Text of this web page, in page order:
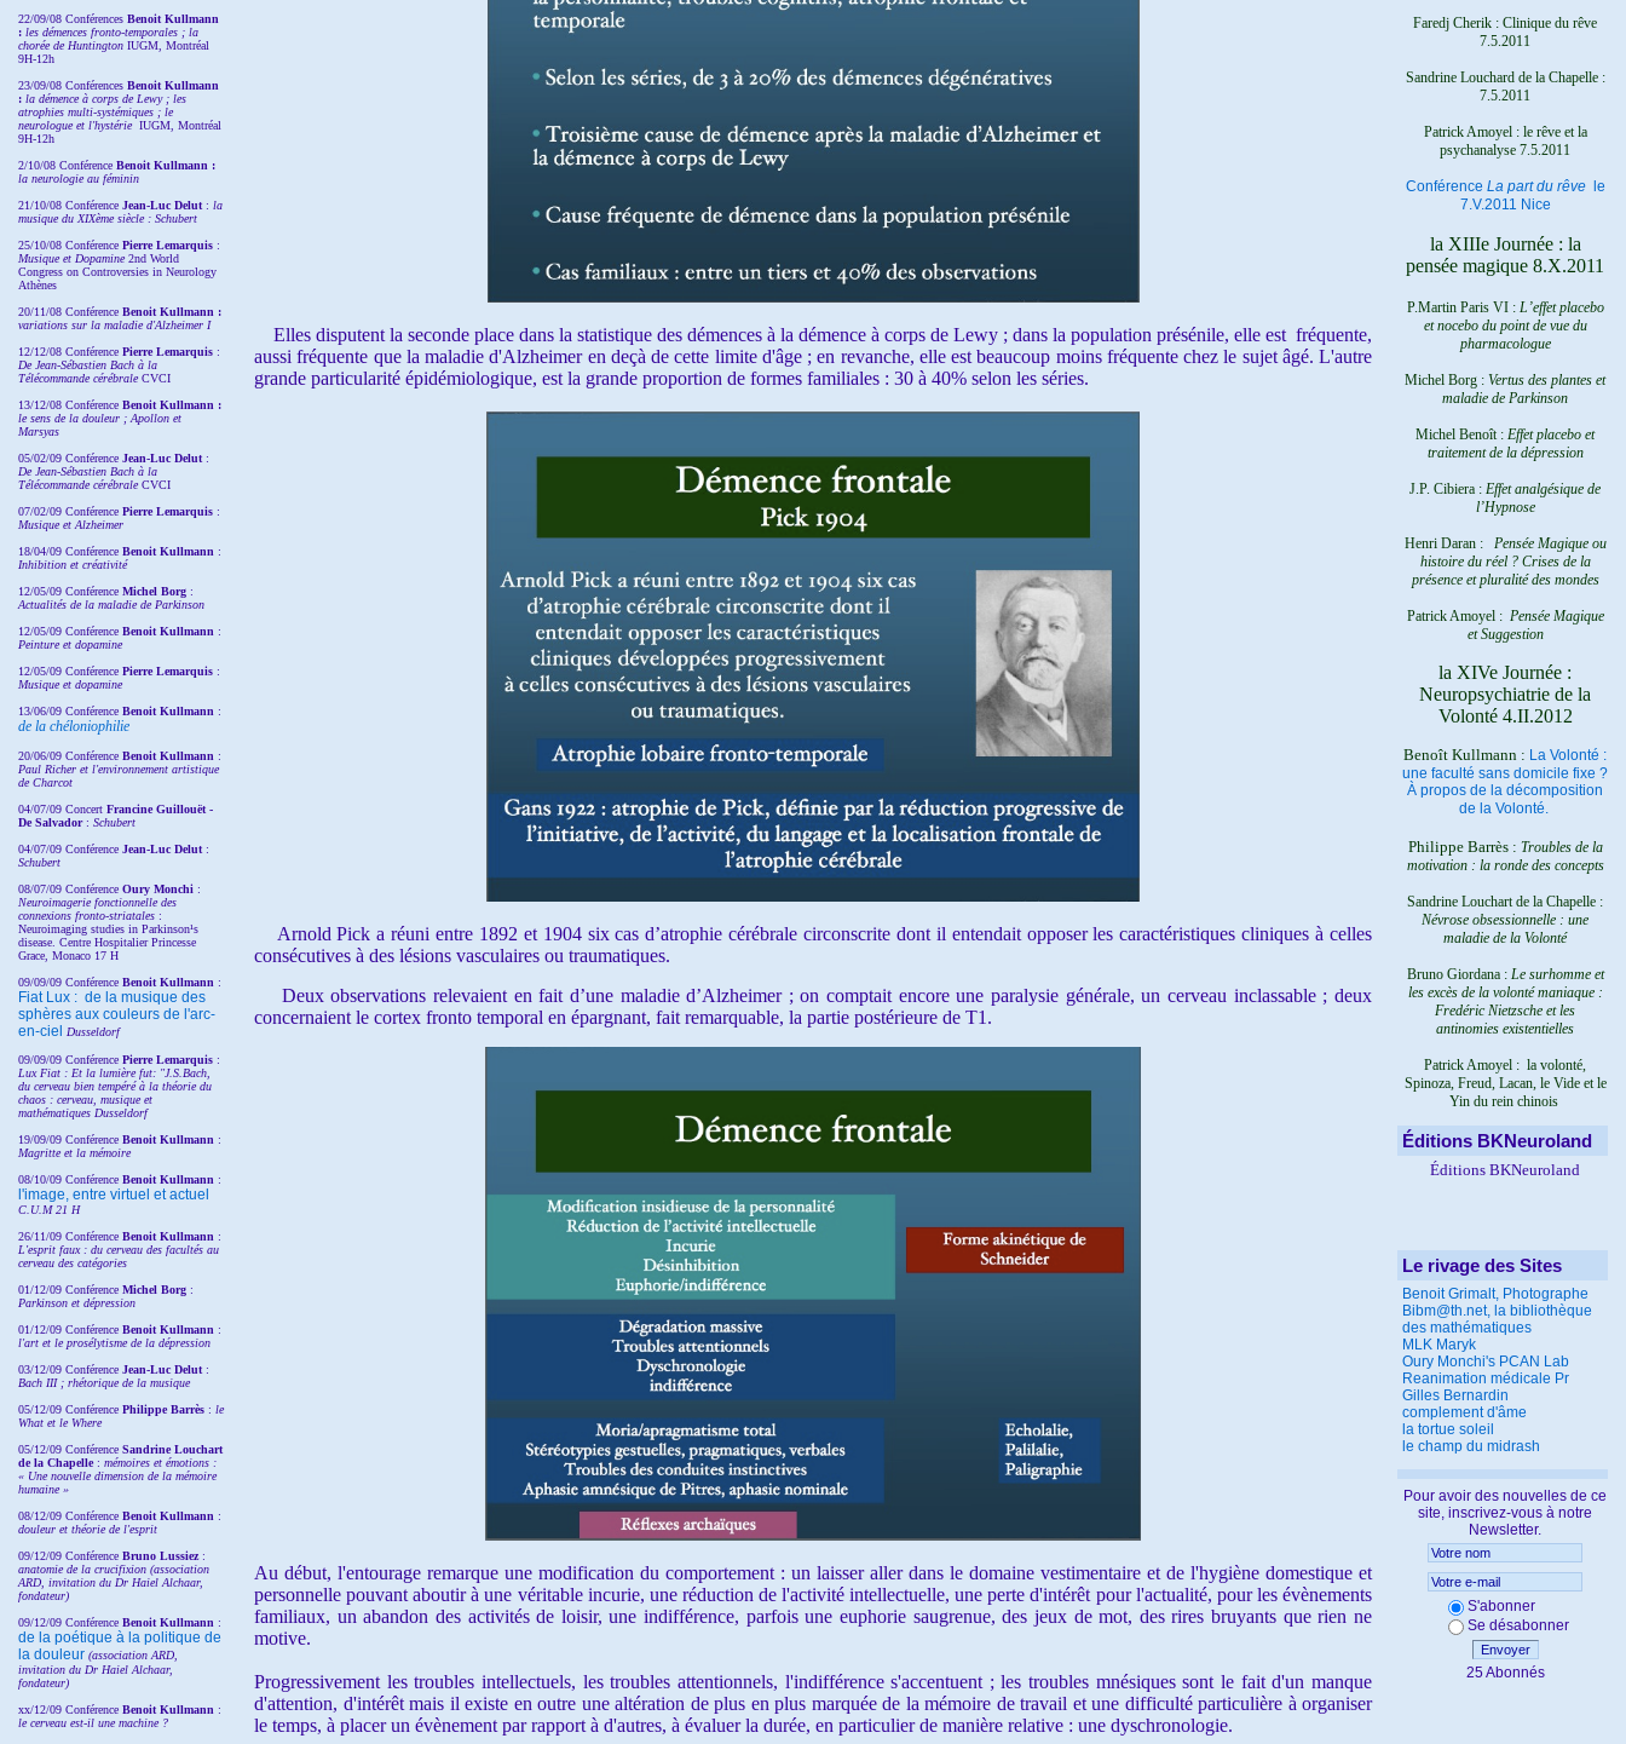
22/09/08 Conférences Benoit Kullmann
: les démences fronto-temporales ; la
chorée de Huntington IUGM, Montréal
9H-12h
23/09/08 Conférences Benoit Kullmann
: la démence à corps de Lewy ; les
atrophies multi-systémiques ; le
neurologue et l'hystérie IUGM, Montréal
9H-12h
2/10/08 Conférence Benoit Kullmann :
la neurologie au féminin
21/10/08 Conférence Jean-Luc Delut : la
musique du XIXème siècle : Schubert
25/10/08 Conférence Pierre Lemarquis :
Musique et Dopamine2nd World
Congress on Controversies in Neurology
Athènes
20/11/08 Conférence Benoit Kullmann :
variations sur la maladie d'Alzheimer I
12/12/08 Conférence Pierre Lemarquis :
De Jean-Sébastien Bach à la
Télécommande cérébraleCVCI
13/12/08 Conférence Benoit Kullmann :
le sens de la douleur ; Apollon et
Marsyas
05/02/09 Conférence Jean-Luc Delut :
De Jean-Sébastien Bach à la
Télécommande cérébraleCVCI
07/02/09 Conférence Pierre Lemarquis :
Musique et Alzheimer
18/04/09 Conférence Benoit Kullmann :
Inhibition et créativité
12/05/09 Conférence Michel Borg :
Actualités de la maladie de Parkinson
12/05/09 Conférence Benoit Kullmann :
Peinture et dopamine
12/05/09 Conférence Pierre Lemarquis :
Musique et dopamine
13/06/09 Conférence Benoit Kullmann :
de la chéloniophilie
20/06/09 Conférence Benoit Kullmann :
Paul Richer et l'environnement artistique
de Charcot
04/07/09 Concert Francine Guillouët -
De Salvador : Schubert
04/07/09 Conférence Jean-Luc Delut :
Schubert
08/07/09 Conférence Oury Monchi :
Neuroimagerie fonctionnelle des
connexions fronto-striatales :
Neuroimaging studies in Parkinson¹s
disease. Centre Hospitalier Princesse
Grace, Monaco 17 H
09/09/09 Conférence Benoit Kullmann :
Fiat Lux : de la musique des
sphères aux couleurs de l'arc-
en-ciel
Dusseldorf
09/09/09 Conférence Pierre Lemarquis :
Lux Fiat : Et la lumière fut: "J.S.Bach,
du cerveau bien tempéré à la théorie du
chaos : cerveau, musique et
mathématiques Dusseldorf
19/09/09 Conférence Benoit Kullmann :
Magritte et la mémoire
08/10/09 Conférence Benoit Kullmann :
l'image, entre virtuel et actuel
C.U.M 21 H
26/11/09 Conférence Benoit Kullmann :
L'esprit faux : du cerveau des facultés au
cerveau des catégories
01/12/09 Conférence Michel Borg :
Parkinson et dépression
01/12/09 Conférence Benoit Kullmann :
l'art et le prosélytisme de la dépression
03/12/09 Conférence Jean-Luc Delut :
Bach III ; rhétorique de la musique
05/12/09 Conférence Philippe Barrès : le
What et le Where
05/12/09 Conférence SandrineLouchart
de la Chapelle: mémoires et émotions :
« Une nouvelle dimension de la mémoire
humaine »
08/12/09 Conférence Benoit Kullmann :
douleur et théorie de l'esprit
09/12/09 Conférence Bruno Lussiez :
anatomie de la crucifixion (association
ARD, invitation du Dr Haiel Alchaar,
fondateur)
09/12/09 Conférence Benoit Kullmann :
de la poétique à la politique de
la douleur (association ARD,
invitation du Dr Haiel Alchaar,
fondateur)
xx/12/09 Conférence Benoit Kullmann :
le cerveau est-il une machine ?
Elles disputent la seconde place dans la statistique des démences à la démence à corps de Lewy ; dans la population présénile, elle est fréquente,
aussi fréquente que la maladie d'Alzheimer en deçà de cette limite d'âge ; en revanche, elle est beaucoup moins fréquente chez le sujet âgé. L'autre
grande particularité épidémiologique, est la grande proportion de formes familiales : 30 à 40% selon les séries.
Arnold Pick a réuni entre 1892 et 1904 six cas d’atrophie cérébrale circonscrite dont il entendait opposer les caractéristiques cliniques à celles
consécutives à des lésions vasculaires ou traumatiques.
Deux observations relevaient en fait d’une maladie d’Alzheimer ; on comptait encore une paralysie générale, un cerveau inclassable ; deux
concernaient le cortex fronto temporal en épargnant, fait remarquable, la partie postérieure de T1.
Au début, l'entourage remarque une modification du comportement : un laisser aller dans le domaine vestimentaire et de l'hygiène domestique et
personnelle pouvant aboutir à une véritable incurie, une réduction de l'activité intellectuelle, une perte d'intérêt pour l'actualité, pour les évènements
familiaux, un abandon des activités de loisir, une indifférence, parfois une euphorie saugrenue, des jeux de mot, des rires bruyants que rien ne
motive.
Progressivement les troubles intellectuels, les troubles attentionnels, l'indifférence s'accentuent ; les troubles mnésiques sont le fait d'un manque
d'attention, d'intérêt mais il existe en outre une altération de plus en plus marquée de la mémoire de travail et une difficulté particulière à organiser
le temps, à placer un évènement par rapport à d'autres, à évaluer la durée, en particulier de manière relative : une dyschronologie.
Faredj Cherik : Clinique du rêve
7.5.2011
Sandrine Louchard de la Chapelle :
7.5.2011
Patrick Amoyel : le rêve et la
psychanalyse 7.5.2011
Conférence La part du rêve
le
7.V.2011 Nice
la XIIIe Journée : la
pensée magique 8.X.2011
P.Martin Paris VI : L’effet placebo
et nocebo du point de vue du
pharmacologue
Michel Borg : Vertus des plantes et
maladie de Parkinson
Michel Benoît : Effet placebo et
traitement de la dépression
J.P. Cibiera : Effet analgésique de
l’Hypnose
Henri Daran : Pensée Magique ou
histoire du réel ?Crises de la
présence et pluralité des mondes
Patrick Amoyel : Pensée Magique
et Suggestion
la XIVe Journée :
Neuropsychiatrie de la
Volonté 4.II.2012
Benoît Kullmann : La Volonté :
une faculté sans domicile fixe ?
À propos de la décomposition
de la Volonté.
Philippe Barrès : Troubles de la
motivation : la ronde des concepts
Sandrine Louchart de la Chapelle :
Névrose obsessionnelle : une
maladie de la Volonté
Bruno Giordana : Le surhomme et
les excès de la volonté maniaque :
Fredéric Nietzsche et les
antinomies existentielles
Patrick Amoyel : la volonté,
Spinoza, Freud, Lacan, le Vide et le
Yin du rein chinois
Éditions BKNeuroland
Éditions BKNeuroland
Le rivage des Sites
Benoit Grimalt, Photographe
Bibm@th.net, la bibliothèque
des mathématiques
MLK Maryk
Oury Monchi's PCAN Lab
Reanimation médicale Pr
Gilles Bernardin
complement d'âme
la tortue soleil
le champ du midrash
Pour avoir des nouvelles de ce
site, inscrivez-vous à notre
Newsletter.
S'abonner
Se désabonner
Envoyer
25 Abonnés